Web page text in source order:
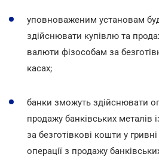
уповноваженим установам
здійснювати купівлю та
валюти фізособам за
касах;
банки зможуть здійснювати
продажу банківських
за безготівкові кошти у
операції з продажу